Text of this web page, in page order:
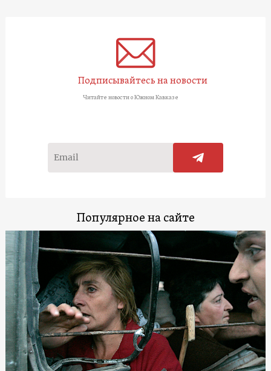
Подписывайтесь на новости
Читайте новости о Южном Кавказе
Популярное на сайте